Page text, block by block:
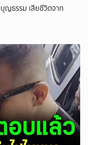
ญธรรม เสียชีวิตจาก